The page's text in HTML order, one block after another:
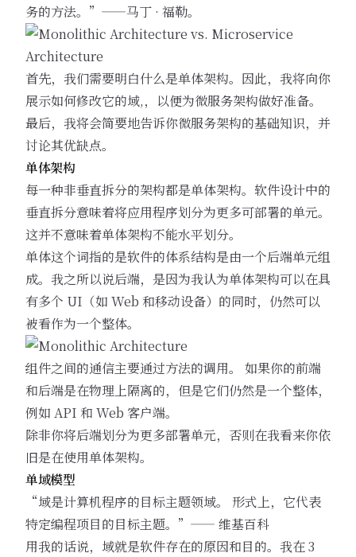
务的方法。”——马丁 · 福勒。
首先，我们需要明白什么是单体架构。因此，我将向你
展示如何修改它的域,，以便为微服务架构做好准备。
最后，我将会简要地告诉你微服务架构的基础知识，并
讨论其优缺点。
单体架构
每一种非垂直拆分的架构都是单体架构。软件设计中的
垂直拆分意味着将应用程序划分为更多可部署的单元。
这并不意味着单体架构不能水平划分。
单体这个词指的是软件的体系结构是由一个后端单元组
成。我之所以说后端，是因为我认为单体架构可以在具
有多个 UI（如 Web 和移动设备）的同时，仍然可以
被看作为一个整体。
组件之间的通信主要通过方法的调用。 如果你的前端
和后端是在物理上隔离的，但是它们仍然是一个整体，
例如 API 和 Web 客户端。
除非你将后端划分为更多部署单元，否则在我看来你依
旧是在使用单体架构。
单域模型
“域是计算机程序的目标主题领域。 形式上，它代表
特定编程项目的目标主题。”—— 维基百科
用我的话说，域就是软件存在的原因和目的。我在3